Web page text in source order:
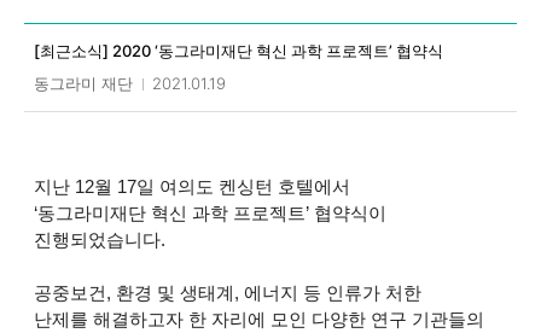
[최근소식] 2020 ‘동그라미재단 혁신 과학 프로젝트’ 협약식
동그라미 재단
2021.01.19
지난 12월 17일 여의도 켄싱턴 호텔에서
‘동그라미재단 혁신 과학 프로젝트’ 협약식이
진행되었습니다.
공중보건, 환경 및 생태계, 에너지 등 인류가 처한
난제를 해결하고자 한 자리에 모인 다양한 연구 기관들의